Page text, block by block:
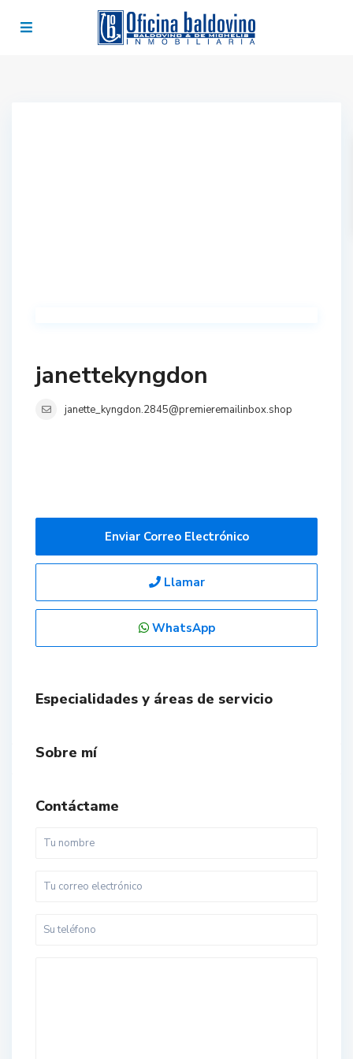
janettekyngdon
janette_kyngdon.2845@premieremailinbox.shop
Enviar Correo Electrónico
Llamar
WhatsApp
Especialidades y áreas de servicio
Sobre mí
Contáctame